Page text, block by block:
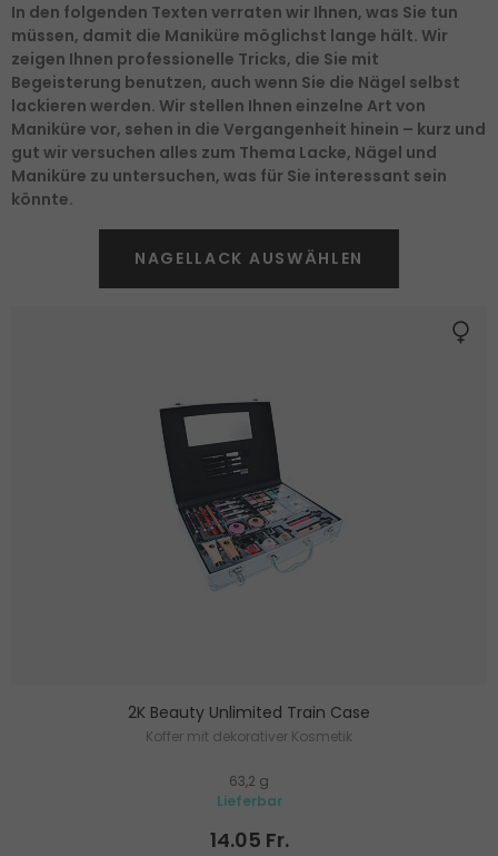
In den folgenden Texten verraten wir Ihnen, was Sie tun
müssen, damit die Maniküre möglichst lange hält. Wir
zeigen Ihnen professionelle Tricks, die Sie mit
Begeisterung benutzen, auch wenn Sie die Nägel selbst
lackieren werden. Wir stellen Ihnen einzelne Art von
Maniküre vor, sehen in die Vergangenheit hinein – kurz und
gut wir versuchen alles zum Thema Lacke, Nägel und
Maniküre zu untersuchen, was für Sie interessant sein
könnte.
NAGELLACK AUSWÄHLEN
2K Beauty Unlimited Train Case
Koffer mit dekorativer Kosmetik
63,2 g
Lieferbar
14.05 Fr.